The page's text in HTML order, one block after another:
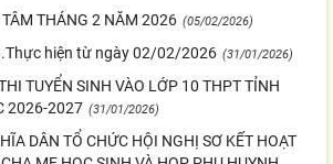
TÂM THÁNG 2 NĂM 2026 (05/02/2026)
hiện từ ngày 02/02/2026 (31/01/2026)
TUYỂN SINH VÀO LỚP 10 THPT TỈNH
2026-2027 (31/01/2026)
DÂN TỔ CHỨC HỘI NGHỊ SƠ KẾT HOẠT